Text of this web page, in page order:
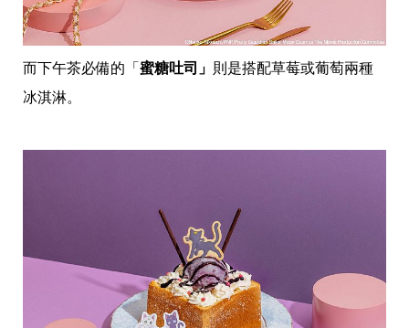
而下午茶必備的「 蜜糖吐司」 則是搭配草莓或葡萄兩種
冰淇淋。